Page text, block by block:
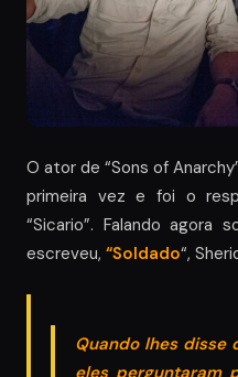
O ator de “Sons of
primeira vez e foi o
“Sicario”. Falando agora
escreveu, “Soldado“,
Quando lhes disse